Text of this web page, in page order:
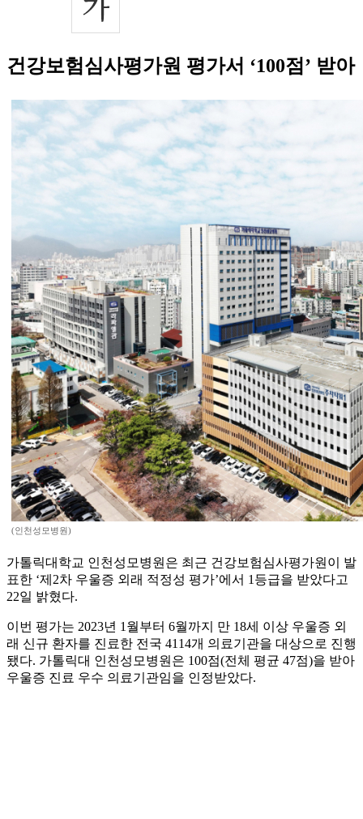
건강보험심사평가원 평가서 ‘100점’ 받아
(인천성모병원)
가톨릭대학교 인천성모병원은 최근 건강보험심사평가원이 발
표한 ‘제2차 우울증 외래 적정성 평가’에서 1등급을 받았다고
22일 밝혔다.
이번 평가는 2023년 1월부터 6월까지 만 18세 이상 우울증 외
래 신규 환자를 진료한 전국 4114개 의료기관을 대상으로 진행
됐다. 가톨릭대 인천성모병원은 100점(전체 평균 47점)을 받아
우울증 진료 우수 의료기관임을 인정받았다.